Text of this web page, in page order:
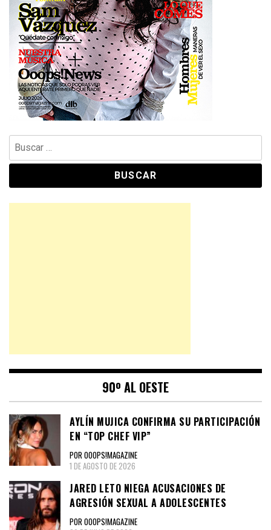
Buscar:
90º AL OESTE
AYLÍN MUJICA CONFIRMA SU PARTICIPACIÓN
EN “TOP CHEF VIP”
POR OOOPS!MAGAZINE
1 DE AGOSTO DE 2026
JARED LETO NIEGA ACUSACIONES DE
AGRESIÓN SEXUAL A ADOLESCENTES
POR OOOPS!MAGAZINE